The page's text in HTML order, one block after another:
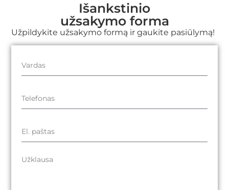
Išankstinio
užsakymo forma
Užpildykite užsakymo formą ir gaukite pasiūlymą!